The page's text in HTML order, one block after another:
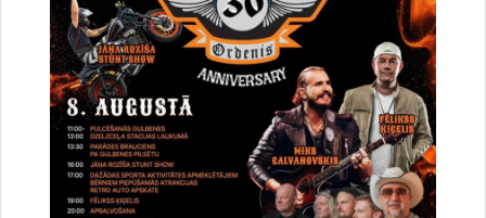
Dalīties